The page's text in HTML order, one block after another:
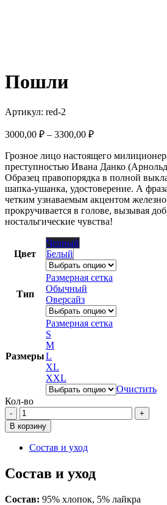
Пошли
Артикул: red-2
3000,00 ₽ – 3300,00 ₽Диапазон
3000,00 ₽
–
3300,00 ₽
Грозное лицо настоящего
преступностью Ивана Данко
Образец правопорядка в полной
шапка-ушанка, удостоверение. А
четким узнаваемым акцентом
прокручивается в голове, вызывая
ностальгические чувства!
Цвет
Черный
Белый
Тип
Размерная сетка
Обычный
Оверсайз
Размеры
Размерная сетка
S
M
L
XL
XXL
Очистить
Кол-во
Количество
товара
Пошли
В корзину
Состав и уход
Состав и уход
Состав: 95% хлопок, 5% лайкра